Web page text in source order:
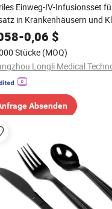
Einweg-IV-Infusionsset
in Krankenhäusern und
-0,06 $
Stücke (MOQ)
Absenden